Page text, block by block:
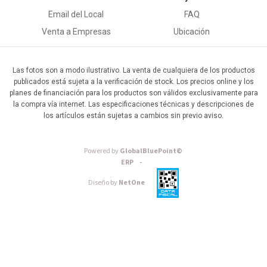
Email del Local
Venta a Empresas
FAQ
Ubicación
Las fotos son a modo ilustrativo. La venta de cualquiera de los productos
publicados está sujeta a la verificación de stock. Los precios online y los
planes de financiación para los productos son válidos exclusivamente para
la compra vía internet. Las especificaciones técnicas y descripciones de
los artículos están sujetas a cambios sin previo aviso.
Powered byGlobalBluePoint©
ERP -
Diseño byNetOne